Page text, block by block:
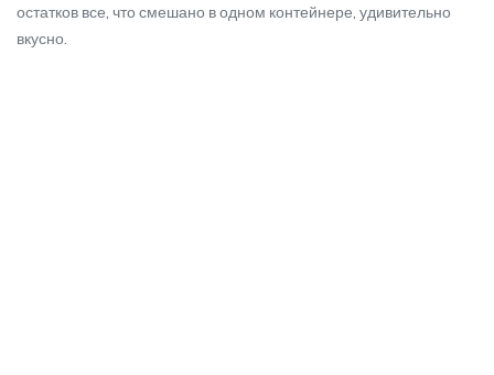
остатков все, что смешано в одном контейнере, удивительно
вкусно.